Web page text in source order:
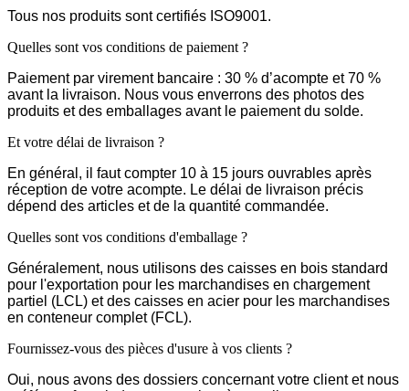
Tous nos produits sont certifiés ISO9001.
Quelles sont vos conditions de paiement ?
Paiement par virement bancaire : 30 % d’acompte et 70 %
avant la livraison. Nous vous enverrons des photos des
produits et des emballages avant le paiement du solde.
Et votre délai de livraison ?
En général, il faut compter 10 à 15 jours ouvrables après
réception de votre acompte. Le délai de livraison précis
dépend des articles et de la quantité commandée.
Quelles sont vos conditions d'emballage ?
Généralement, nous utilisons des caisses en bois standard
pour l'exportation pour les marchandises en chargement
partiel (LCL) et des caisses en acier pour les marchandises
en conteneur complet (FCL).
Fournissez-vous des pièces d'usure à vos clients ?
Oui, nous avons des dossiers concernant votre client et nous